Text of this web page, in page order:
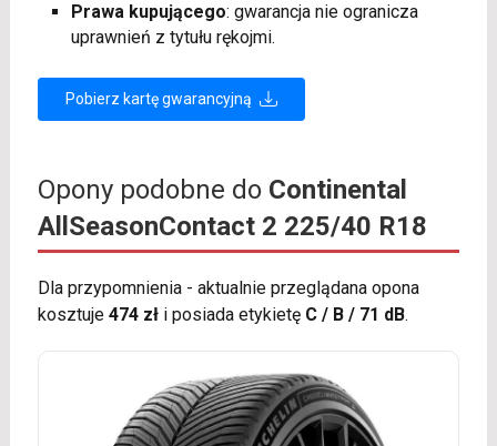
Prawa kupującego: gwarancja nie ogranicza
uprawnień z tytułu rękojmi.
Pobierz kartę gwarancyjną
Opony podobne do Continental
AllSeasonContact 2 225/40 R18
Dla przypomnienia - aktualnie przeglądana opona
kosztuje 474 złi posiada etykietę C / B / 71 dB.